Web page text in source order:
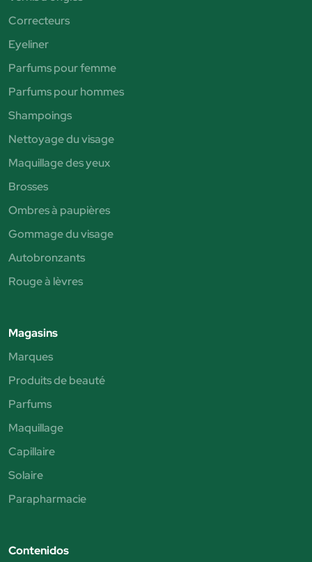
Correcteurs
Eyeliner
Parfums pour femme
Parfums pour hommes
Shampoings
Nettoyage du visage
Maquillage des yeux
Brosses
Ombres à paupières
Gommage du visage
Autobronzants
Rouge à lèvres
Magasins
Marques
Produits de beauté
Parfums
Maquillage
Capillaire
Solaire
Parapharmacie
Contenidos